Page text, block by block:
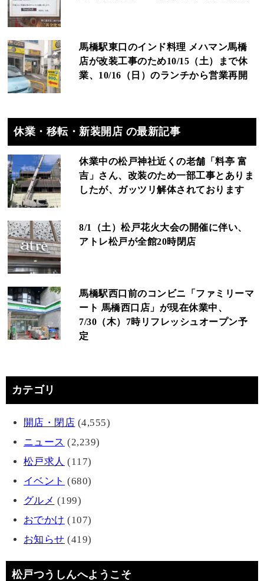
馬橋駅東口のインド料理 メハマン馬橋
店が改装工事のため10/15（土）まで休
業、10/16（日）のランチから営業再開
休業・移転・新装開店 の最新記事
休業中の松戸神社近くの老舗「料亭 富
吉」さん、改装のため一部工事とありま
したが、ガッツリ解体されております
8/1（土）松戸花火大会の開催に伴い、
アトレ松戸が全館20時閉店
馬橋駅西口前のコンビニ「ファミリーマ
ート 馬橋西口店」が現在休業中、
7/30（木）7時リフレッシュオープン予
定
カテゴリ
開店・閉店 (4,555)
ニュース (2,239)
松戸求人 (117)
イベント (680)
グルメ (199)
おでかけ (107)
お知らせ (419)
松戸つうしんへようこそ